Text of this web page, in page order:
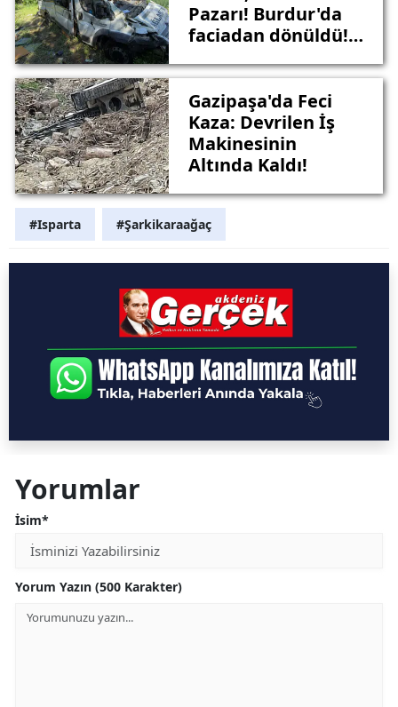
Pazarı! Burdur'da
faciadan dönüldü! 8
Gazipaşa'da Feci
Kaza: Devrilen İş
Makinesinin
Altında Kaldı!
#Isparta #Şarkikaraağaç
Yorumlar
İsim*
Yorum Yazın (500 Karakter)